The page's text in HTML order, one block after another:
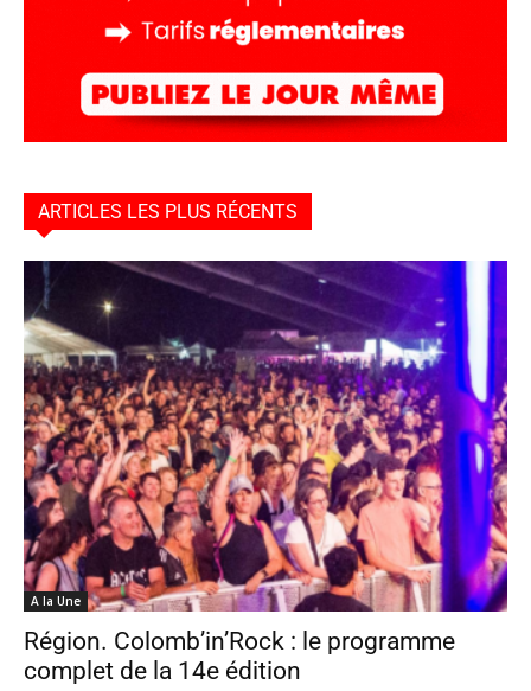
ARTICLES LES PLUS RÉCENTS
A la Une
Région. Colomb’in’Rock : le programme
complet de la 14e édition